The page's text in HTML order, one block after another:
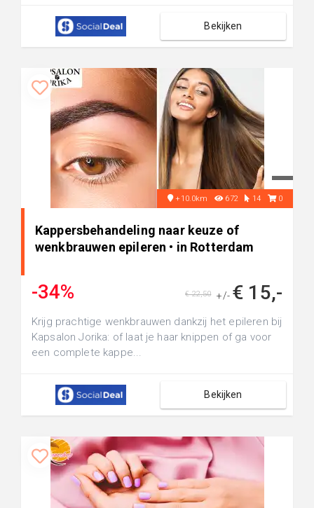
Bekijken
+10.0km 672 14 0
Kappersbehandeling naar keuze of
wenkbrauwen epileren • in Rotterdam
-34% +/- € 15,-
€ 22,50
Krijg prachtige wenkbrauwen dankzij het epileren bij
Kapsalon Jorika: of laat je haar knippen of ga voor
een complete kappe...
Bekijken